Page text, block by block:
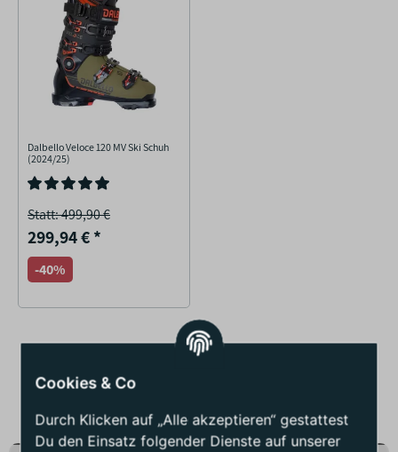
Dalbello Veloce 120 MV Ski Schuh
(2024/25)
Statt: 499,90 €
299,94 €*
-40%
Cookies & Co
Durch Klicken auf „Alle akzeptieren“ gestattest
Du den Einsatz folgender Dienste auf unserer